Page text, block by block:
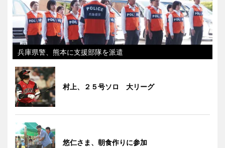
兵庫県警、熊本に支援部隊を派遣
村上、２５号ソロ 大リーグ
悠仁さま、朝食作りに参加